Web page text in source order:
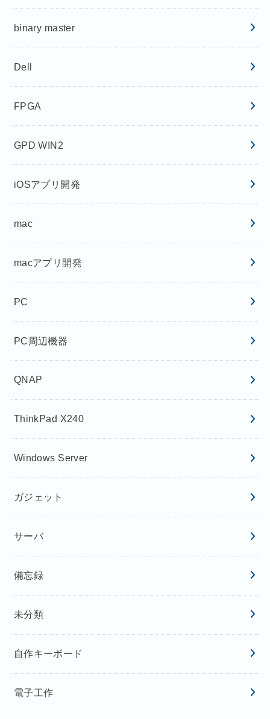
binary master
Dell
FPGA
GPD WIN2
iOSアプリ開発
mac
macアプリ開発
PC
PC周辺機器
QNAP
ThinkPad X240
Windows Server
ガジェット
サーバ
備忘録
未分類
自作キーボード
電子工作